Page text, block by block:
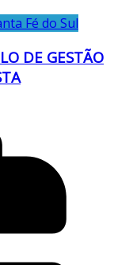
Fé do Sul
DE GESTÃO